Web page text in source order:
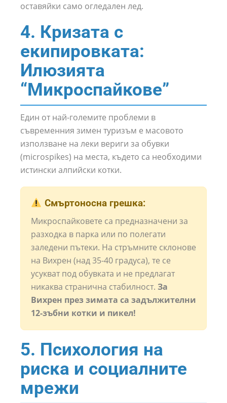
оставяйки само огледален лед.
4. Кризата с
екипировката:
Илюзията
“Микроспайкове”
Един от най-големите проблеми в
съвременния зимен туризъм е масовото
използване на леки вериги за обувки
(microspikes) на места, където са необходими
истински алпийски котки.
Смъртоносна грешка:
Микроспайковете са предназначени за
разходка в парка или по полегати
заледени пътеки. На стръмните склонове
на Вихрен (над 35-40 градуса), те се
усукват под обувката и не предлагат
никаква странична стабилност. За
Вихрен през зимата са задължителни
12-зъбни котки и пикел!
5. Психология на
риска и социалните
мрежи